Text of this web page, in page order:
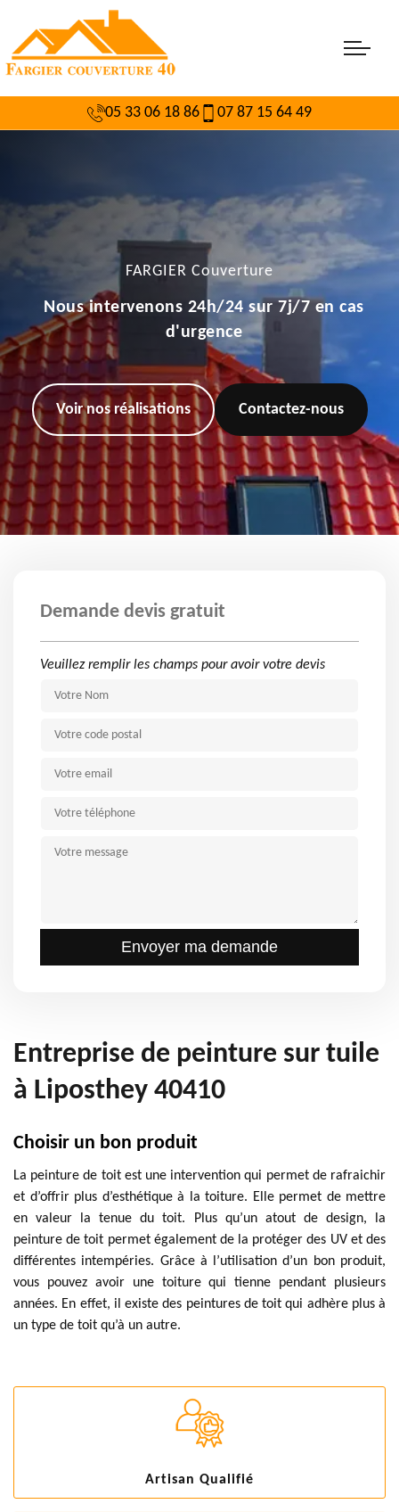
05 33 06 18 86 07 87 15 64 49
FARGIER Couverture
Nous intervenons 24h/24 sur 7j/7 en cas
d'urgence
Voir nos réalisations Contactez-nous
Demande devis gratuit
Veuillez remplir les champs pour avoir votre devis
Entreprise de peinture sur tuile
à Liposthey 40410
Choisir un bon produit
La peinture de toit est une intervention qui permet de rafraichir
et d’offrir plus d’esthétique à la toiture. Elle permet de mettre
en valeur la tenue du toit. Plus qu’un atout de design, la
peinture de toit permet également de la protéger des UV et des
différentes intempéries. Grâce à l’utilisation d’un bon produit,
vous pouvez avoir une toiture qui tienne pendant plusieurs
années. En effet, il existe des peintures de toit qui adhère plus à
un type de toit qu’à un autre.
Artisan Qualifié